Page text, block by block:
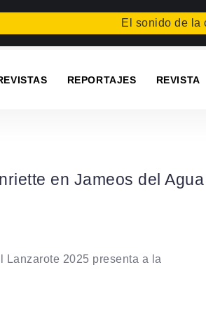
El sonido de la
REPORTAJES REVISTA
en Jameos del Agua
Lanzarote 2025 presenta a la